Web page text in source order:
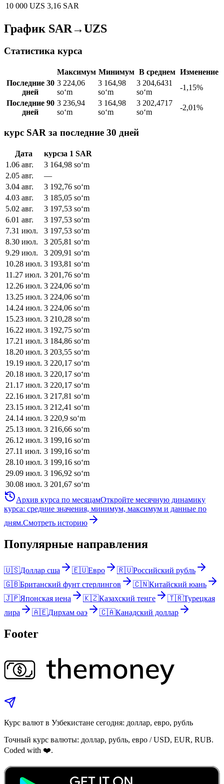
10 000 UZS 3,16 SAR
График SAR→UZS
Статистика курса
Максимум Минимум В среднем Изменение
Последние 30
дней
3 224,06
soʻm
3 164,98
soʻm
3 204,6431
soʻm
-1,15%
Последние 90
дней
3 236,94
soʻm
3 164,98
soʻm
3 202,4717
soʻm
-2,01%
курс SAR за последние 30 дней
Дата курсза 1 SAR
1 .06 авг. 3 164,98 soʻm
2.05 авг.
—
3.04 авг. 3 192,76 soʻm
4.03 авг. 3 185,05 soʻm
5.02 авг. 3 197,53 soʻm
6.01 авг. 3 197,53 soʻm
7.31 июл. 3 197,53 soʻm
8.30 июл. 3 205,81 soʻm
9.29 июл. 3 209,91 soʻm
10.28 июл. 3 193,81 soʻm
11 .27 июл. 3 201,76 soʻm
12.26 июл. 3 224,06 soʻm
13.25 июл. 3 224,06 soʻm
14.24 июл. 3 224,06 soʻm
15.23 июл. 3 210,28 soʻm
16.22 июл. 3 192,75 soʻm
17.21 июл. 3 184,86 soʻm
18.20 июл. 3 203,55 soʻm
19.19 июл. 3 220,17 soʻm
20.18 июл. 3 220,17 soʻm
21 .17 июл. 3 220,17 soʻm
22.16 июл. 3 217,81 soʻm
23.15 июл. 3 212,41 soʻm
24.14 июл. 3 220,9 soʻm
25.13 июл. 3 216,66 soʻm
26.12 июл. 3 199,16 soʻm
27.11 июл. 3 199,16 soʻm
28.10 июл. 3 199,16 soʻm
29.09 июл. 3 196,92 soʻm
30.08 июл. 3 201,67 soʻm
Архив курса по месяцамОткройте месячную динамику
курса: средние значения, минимум, максимум и данные по
дням.Смотреть историю
Популярные направления
🇺🇸Доллар сша 🇪🇺Евро 🇷🇺Российский рубль
🇬🇧Британский фунт стерлингов 🇨🇳Китайский юань
🇯🇵Японская иена 🇰🇿Казахский тенге 🇹🇷Турецкая
лира
🇦🇪Дирхам оаэ 🇨🇦Канадский доллар
Footer
Курс валют в Узбекистане сегодня: доллар, евро, рубль
Точный курс валюты: доллар, рубль, евро / USD, EUR, RUB.
Coded with ❤️.